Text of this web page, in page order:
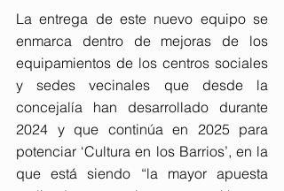
La entrega de este nuevo equipo se
enmarca dentro de mejoras de los
equipamientos de los centros sociales
y sedes vecinales que desde la
concejalía han desarrollado durante
2024 y que continúa en 2025 para
potenciar ‘Cultura en los Barrios’, en la
que está siendo “la mayor apuesta